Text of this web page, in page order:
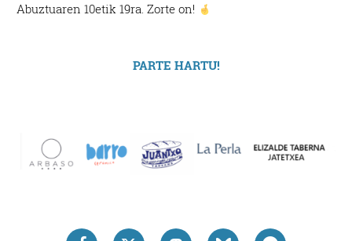
Abuztuaren 10etik 19ra. Zorte on!
PARTE HARTU!